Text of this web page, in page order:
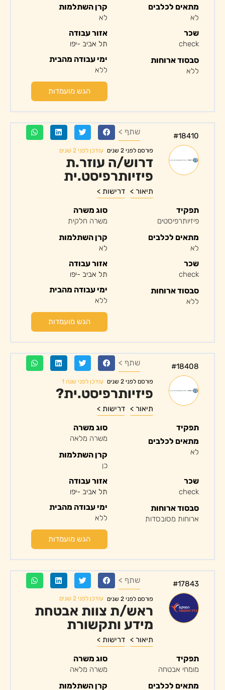
מתאים לכלבים
לא
קרן השתלמות
לא
שכר
check
סבסוד ארוחות
ללא
אזור עבודה
תל אביב -יפו
ימי עבודה מהבית
ללא
הגש מועמדות
#18410 שתף >
פורסם לפני 2 שנים עודכן לפני 2 שנים
דרוש/ה עוזר.ת
פיזיותרפיסט.ית
תיאור > דרישות >
תפקיד
פיזיותרפיסטים
מתאים לכלבים
לא
סוג משרה
משרה חלקית
קרן השתלמות
לא
שכר
check
סבסוד ארוחות
ללא
אזור עבודה
תל אביב -יפו
ימי עבודה מהבית
ללא
הגש מועמדות
#18408 שתף >
פורסם לפני 2 שנים עודכן לפני שנה 1
פיזיותרפיסט.ית?
תיאור > דרישות >
תפקיד
מתאים לכלבים
לא
סוג משרה
משרה מלאה
קרן השתלמות
כן
שכר
check
סבסוד ארוחות
ארוחות מסובסדות
אזור עבודה
תל אביב -יפו
ימי עבודה מהבית
ללא
הגש מועמדות
#17843 שתף >
פורסם לפני 2 שנים עודכן לפני 2 שנים
ראש/ת צוות אבטחת
מידע ותקשורת
תיאור > דרישות >
תפקיד
מומחי אבטחה
מתאים לכלבים
סוג משרה
משרה מלאה
קרן השתלמות